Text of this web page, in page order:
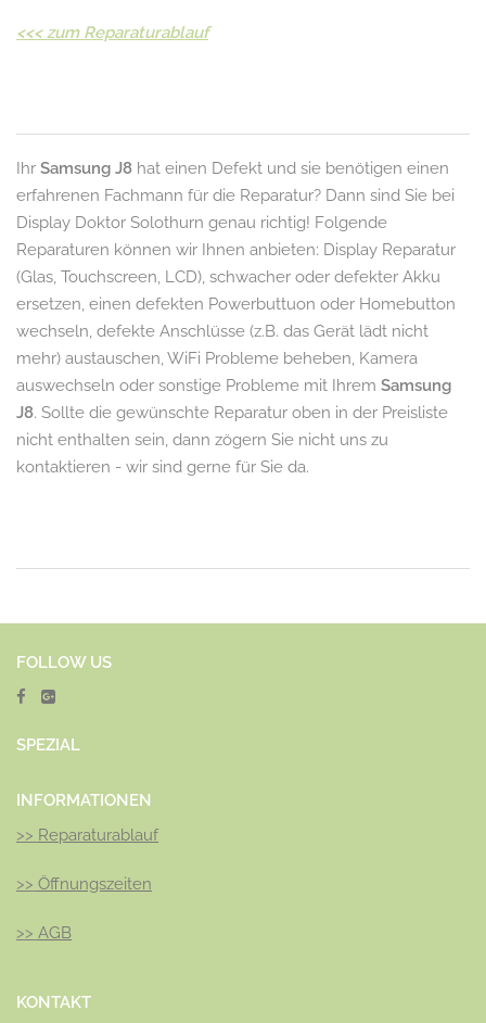
<<< zum Reparaturablauf
Ihr Samsung J8 hat einen Defekt und sie benötigen einen
erfahrenen Fachmann für die Reparatur? Dann sind Sie bei
Display Doktor Solothurn genau richtig! Folgende
Reparaturen können wir Ihnen anbieten: Display Reparatur
(Glas, Touchscreen, LCD), schwacher oder defekter Akku
ersetzen, einen defekten Powerbuttuon oder Homebutton
wechseln, defekte Anschlüsse (z.B. das Gerät lädt nicht
mehr) austauschen, WiFi Probleme beheben, Kamera
auswechseln oder sonstige Probleme mit Ihrem Samsung
J8. Sollte die gewünschte Reparatur oben in der Preisliste
nicht enthalten sein, dann zögern Sie nicht uns zu
kontaktieren - wir sind gerne für Sie da.
FOLLOW US
SPEZIAL
INFORMATIONEN
>> Reparaturablauf
>> Öffnungszeiten
>> AGB
KONTAKT